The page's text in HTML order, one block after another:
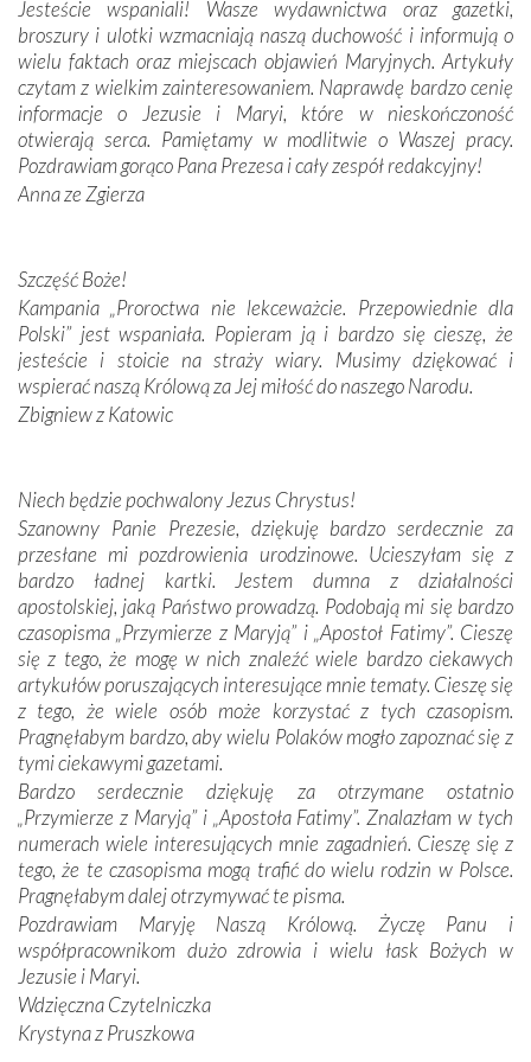
Podążyliśmy też śladami fatimskich wizjonerów – Łucji
dos Santos oraz świętych Hiacynty i Franciszka Marto.
Modliliśmy się przy ich grobach. Odprawiliśmy Drogę
Krzyżową w ich rodzinnych stronach, odwiedziliśmy
domy, w których żyli.
W miejscu objawień Matki Bożej zapaliliśmy świece
Podczas tej kilkudniowej wyprawy na każdym kroku
spotykaliśmy się z serdeczną otwartością
Portugalczyków. Podziwialiśmy ich ludową sztukę i
zwyczaje. Mimo że nasze kraje są od siebie bardzo
oddalone, w żaden sposób nie czuliśmy się obco.
Sprawiła to oczywiście sama Matka Boża, ale też
kulturowa bliskość biorąca swój początek w naszej
mieliśmy okazję przekonać się, że Maryja swoją opieką
otacza nie tylko nasz naród, lecz wszystkie nacje, które
się Jej ufnie oddają, a także każdą osobę, która zawierza
Jej siebie oraz swych bliskich.
Dzieje Portugalii to również historia wierności Bogu i
odstępstw, także w życiu władców. Trudne momenty w
wymiarze tak osobistym, jak i zbiorowym, przypominają o
konieczności ciągłego zabiegania o własną duszę i o łaskę
Opatrzności. Wierność przynosi pomyślność –
przynajmniej w życiu duchowym. Odstępstwo owocuje
nieszczęściem i śmiercią. Te uniwersalne prawdy
przychodziły na myśl, gdy słuchaliśmy opowieści
przewodników o portugalskich monarchach i wodzach,
zwycięskich bitwach i nieszczęśliwych losach grzesznych
kochanków.
Byli tym razem pośród Apostołów Fatimy reprezentanci
każdego spośród żyjących pokoleń. Najmłodszy uczestnik
liczył sobie 13 lat, zaś senior, pan Zdzisław – już 94.
Całe życie marzyłem, by tu przyjechać
Jesteście wspaniali! Wasze wydawnictwa oraz gazetki,
broszury i ulotki wzmacniają naszą duchowość i informują o
wielu faktach oraz miejscach objawień Maryjnych. Artykuły
czytam z wielkim zainteresowaniem. Naprawdę bardzo cenię
informacje o Jezusie i Maryi, które w nieskończoność
otwierają serca. Pamiętamy w modlitwie o Waszej pracy.
Pozdrawiam gorąco Pana Prezesa i cały zespół redakcyjny!
Anna ze Zgierza
Szczęść Boże!
Kampania „Proroctwa nie lekceważcie. Przepowiednie dla
Polski” jest wspaniała. Popieram ją i bardzo się cieszę, że
jesteście i stoicie na straży wiary. Musimy dziękować i
wspierać naszą Królową za Jej miłość do naszego Narodu.
Zbigniew z Katowic
Niech będzie pochwalony Jezus Chrystus!
Szanowny Panie Prezesie, dziękuję bardzo serdecznie za
przesłane mi pozdrowienia urodzinowe. Ucieszyłam się z
bardzo ładnej kartki. Jestem dumna z działalności
apostolskiej, jaką Państwo prowadzą. Podobają mi się bardzo
czasopisma „Przymierze z Maryją” i „Apostoł Fatimy”. Cieszę
się z tego, że mogę w nich znaleźć wiele bardzo ciekawych
artykułów poruszających interesujące mnie tematy. Cieszę się
z tego, że wiele osób może korzystać z tych czasopism.
Pragnęłabym bardzo, aby wielu Polaków mogło zapoznać się z
tymi ciekawymi gazetami.
Bardzo serdecznie dziękuję za otrzymane ostatnio
„Przymierze z Maryją” i „Apostoła Fatimy”. Znalazłam w tych
numerach wiele interesujących mnie zagadnień. Cieszę się z
tego, że te czasopisma mogą trafić do wielu rodzin w Polsce.
Pragnęłabym dalej otrzymywać te pisma.
Pozdrawiam Maryję Naszą Królową. Życzę Panu i
współpracownikom dużo zdrowia i wielu łask Bożych w
Jezusie i Maryi.
Wdzięczna Czytelniczka
Krystyna z Pruszkowa